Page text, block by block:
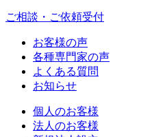
ご相談・ご依頼受付
お客様の声
各種専門家の声
よくある質問
お知らせ
個人のお客様
法人のお客様